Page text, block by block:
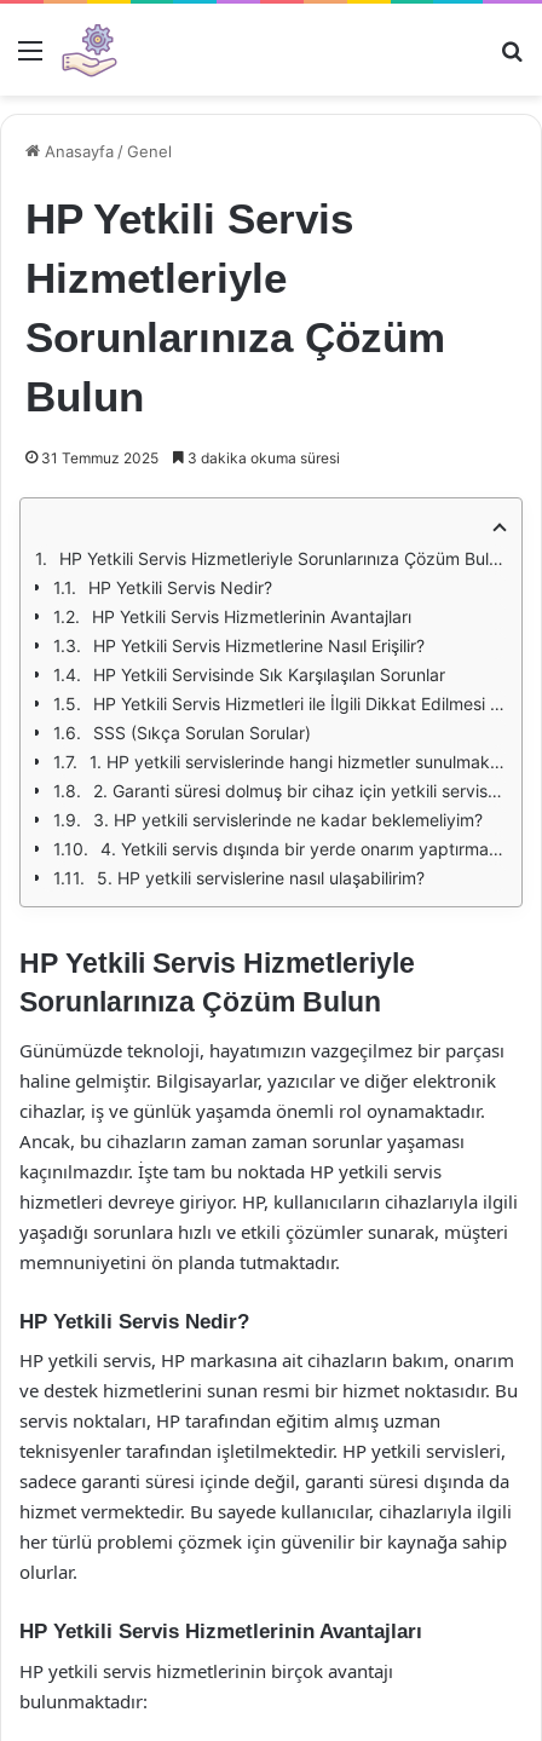
Menü
Anasayfa /Genel
HP Yetkili Servis
Hizmetleriyle
Sorunlarınıza Çözüm
Bulun
31 Temmuz 2025 3 dakika okuma süresi
HP Yetkili Servis Hizmetleriyle Sorunlarınıza Çözüm Bulun
HP Yetkili Servis Nedir?
HP Yetkili Servis Hizmetlerinin Avantajları
HP Yetkili Servis Hizmetlerine Nasıl Erişilir?
HP Yetkili Servisinde Sık Karşılaşılan Sorunlar
HP Yetkili Servis Hizmetleri ile İlgili Dikkat Edilmesi Gerekenler
SSS (Sıkça Sorulan Sorular)
1. HP yetkili servislerinde hangi hizmetler sunulmaktadır?
2. Garanti süresi dolmuş bir cihaz için yetkili servisten hizmet alabilir miyim?
3. HP yetkili servislerinde ne kadar beklemeliyim?
4. Yetkili servis dışında bir yerde onarım yaptırmak riskli mi?
5. HP yetkili servislerine nasıl ulaşabilirim?
HP Yetkili Servis Hizmetleriyle
Sorunlarınıza Çözüm Bulun
Günümüzde teknoloji, hayatımızın vazgeçilmez bir parçası
haline gelmiştir. Bilgisayarlar, yazıcılar ve diğer elektronik
cihazlar, iş ve günlük yaşamda önemli rol oynamaktadır.
Ancak, bu cihazların zaman zaman sorunlar yaşaması
kaçınılmazdır. İşte tam bu noktada HP yetkili servis
hizmetleri devreye giriyor. HP, kullanıcıların cihazlarıyla ilgili
yaşadığı sorunlara hızlı ve etkili çözümler sunarak, müşteri
memnuniyetini ön planda tutmaktadır.
HP Yetkili Servis Nedir?
HP yetkili servis, HP markasına ait cihazların bakım, onarım
ve destek hizmetlerini sunan resmi bir hizmet noktasıdır. Bu
servis noktaları, HP tarafından eğitim almış uzman
teknisyenler tarafından işletilmektedir. HP yetkili servisleri,
sadece garanti süresi içinde değil, garanti süresi dışında da
hizmet vermektedir. Bu sayede kullanıcılar, cihazlarıyla ilgili
her türlü problemi çözmek için güvenilir bir kaynağa sahip
olurlar.
HP Yetkili Servis Hizmetlerinin Avantajları
HP yetkili servis hizmetlerinin birçok avantajı
bulunmaktadır: